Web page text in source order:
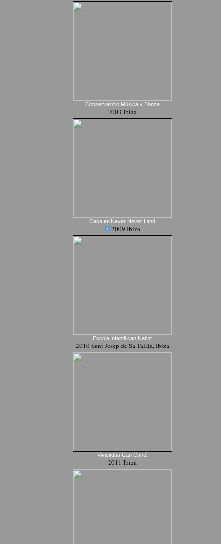
Conservatorio Música y Danza
2003 Ibiza
Casa en Never Never Land
2009 Ibiza
Escola Infantil can Nebot
2010 Sant Josep de Sa Talaia, Ibiza
Viviendas Can Cantó
2011 Ibiza